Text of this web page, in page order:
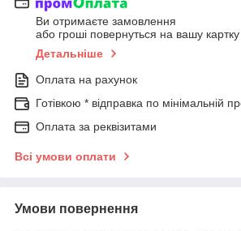
Ви отримаєте замовлення
або гроші повернуться на вашу картку
Детальніше
Оплата на рахунок
Готівкою * відправка по мінімальній
Оплата за реквізитами
Всі умови оплати
Умови повернення